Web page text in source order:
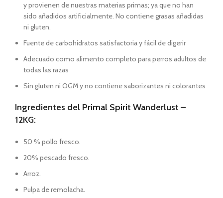
y provienen de nuestras materias primas; ya que no han
sido añadidos artificialmente. No contiene grasas añadidas
ni gluten.
Fuente de carbohidratos satisfactoria y fácil de digerir
Adecuado como alimento completo para perros adultos de
todas las razas
Sin gluten ni OGM y no contiene saborizantes ni colorantes
Ingredientes del Primal Spirit Wanderlust –
12KG:
50 % pollo fresco.
20% pescado fresco.
Arroz.
Pulpa de remolacha.